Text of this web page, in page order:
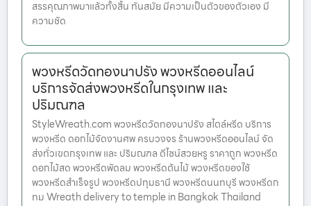
สรรคุณภาพมาแล้วทั้งสิ้น ทันสมัย มีความเป็นตัวของตัวเอง มี
ความชัด
พวงหรีดวัดทองนาปรัง พวงหรีดออนไลน์
บริการจัดส่งพวงหรีดในกรุงเทพ และ
ปริมณฑล
StyleWreath.com พวงหรีดวัดทองนาปรัง สไตล์หรีด บริการ
พวงหรีด ดอกไม้จัดงานศพ ครบวงจร ร้านพวงหรีดออนไลน์ จัด
ส่งทั่วเขตกรุงเทพ และ ปริมณฑล ดีไซน์สวยหรู ราคาถูก พวงหรีด
ดอกไม้สด พวงหรีดพัดลม พวงหรีดต้นไม้ พวงหรีดของใช้
พวงหรีดสำเร็จรูป พวงหรีดปทุมธานี พวงหรีดนนทบุรี พวงหรีดก
ทม Wreath delivery to temple in Bangkok Thailand